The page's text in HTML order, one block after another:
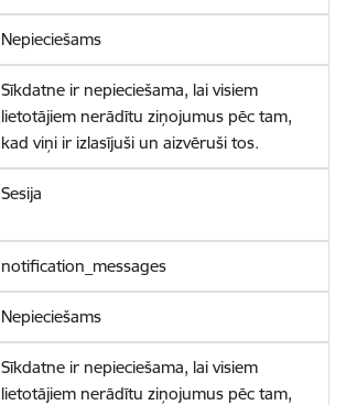
Nepieciešams
Sīkdatne ir nepieciešama, lai visiem
lietotājiem nerādītu ziņojumus pēc tam,
kad viņi ir izlasījuši un aizvēruši tos.
Sesija
notification_messages
Nepieciešams
Sīkdatne ir nepieciešama, lai visiem
lietotājiem nerādītu ziņojumus pēc tam,